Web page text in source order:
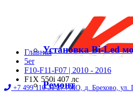
+7 499 110 31 27 |МО, д. Брехово, ул.
Установка Bi-Led
Ремонт
Главная
5er
F10-F11-F07 | 2010 - 2016
F1X 550i 407 лс